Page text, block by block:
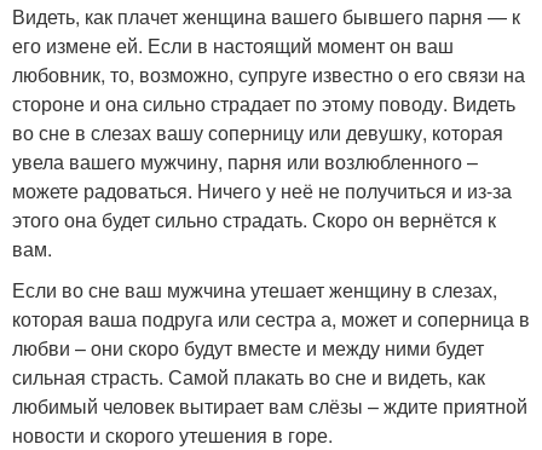
Видеть, как плачет женщина вашего бывшего парня — к
его измене ей. Если в настоящий момент он ваш
любовник, то, возможно, супруге известно о его связи на
стороне и она сильно страдает по этому поводу. Видеть
во сне в слезах вашу соперницу или девушку, которая
увела вашего мужчину, парня или возлюбленного –
можете радоваться. Ничего у неё не получиться и из-за
этого она будет сильно страдать. Скоро он вернётся к
вам.
Если во сне ваш мужчина утешает женщину в слезах,
которая ваша подруга или сестра а, может и соперница в
любви – они скоро будут вместе и между ними будет
сильная страсть. Самой плакать во сне и видеть, как
любимый человек вытирает вам слёзы – ждите приятной
новости и скорого утешения в горе.